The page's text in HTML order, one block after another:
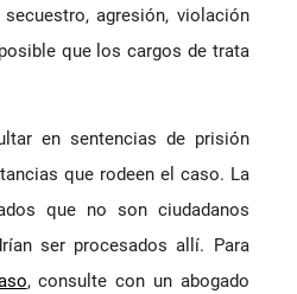
agresión, violación
que los cargos de trata
en sentencias de prisión
que rodeen el caso. La
que no son ciudadanos
ser procesados allí. Para
, consulte con un abogado